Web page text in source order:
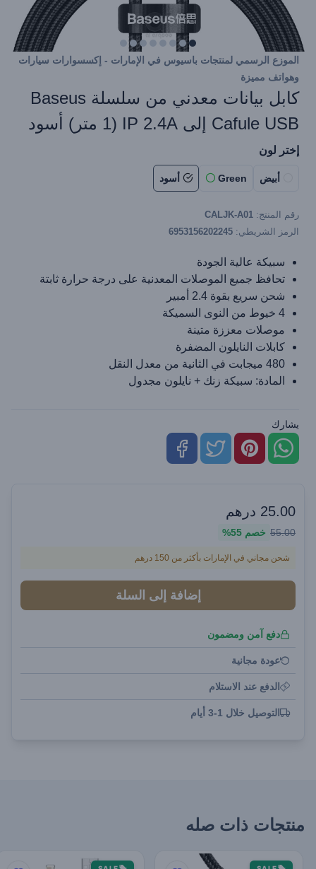
الموزع الرسمي لمنتجات باسيوس في الإمارات - إكسسوارات سيارات
وهواتف مميزة
كابل بيانات معدني من سلسلة Baseus
Cafule USB إلى IP 2.4A (1 متر) أسود
إختر لون
أبيض Green أسود
رقم المنتج: CALJK-A01
الرمز الشريطي: 6953156202245
سبيكة عالية الجودة
تحافظ جميع الموصلات المعدنية على درجة حرارة ثابتة
شحن سريع بقوة 2.4 أمبير
4 خيوط من النوى السميكة
موصلات معززة متينة
كابلات النايلون المضفرة
480 ميجابت في الثانية من معدل النقل
المادة: سبيكة زنك + نايلون مجدول
يشارك
25.00 درهم
55.00 خصم 55%
شحن مجاني في الإمارات بأكثر من 150 درهم
إضافة إلى السلة
دفع آمن ومضمون
عودة مجانية
الدفع عند الاستلام
التوصيل خلال 1-3 أيام
منتجات ذات صله